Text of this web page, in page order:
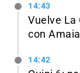
14:43
Vuelve La
con
14:42